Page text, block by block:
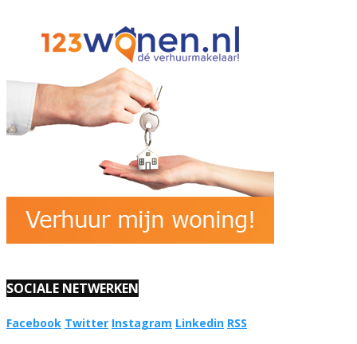
SOCIALE NETWERKEN
Facebook Twitter Instagram Linkedin RSS